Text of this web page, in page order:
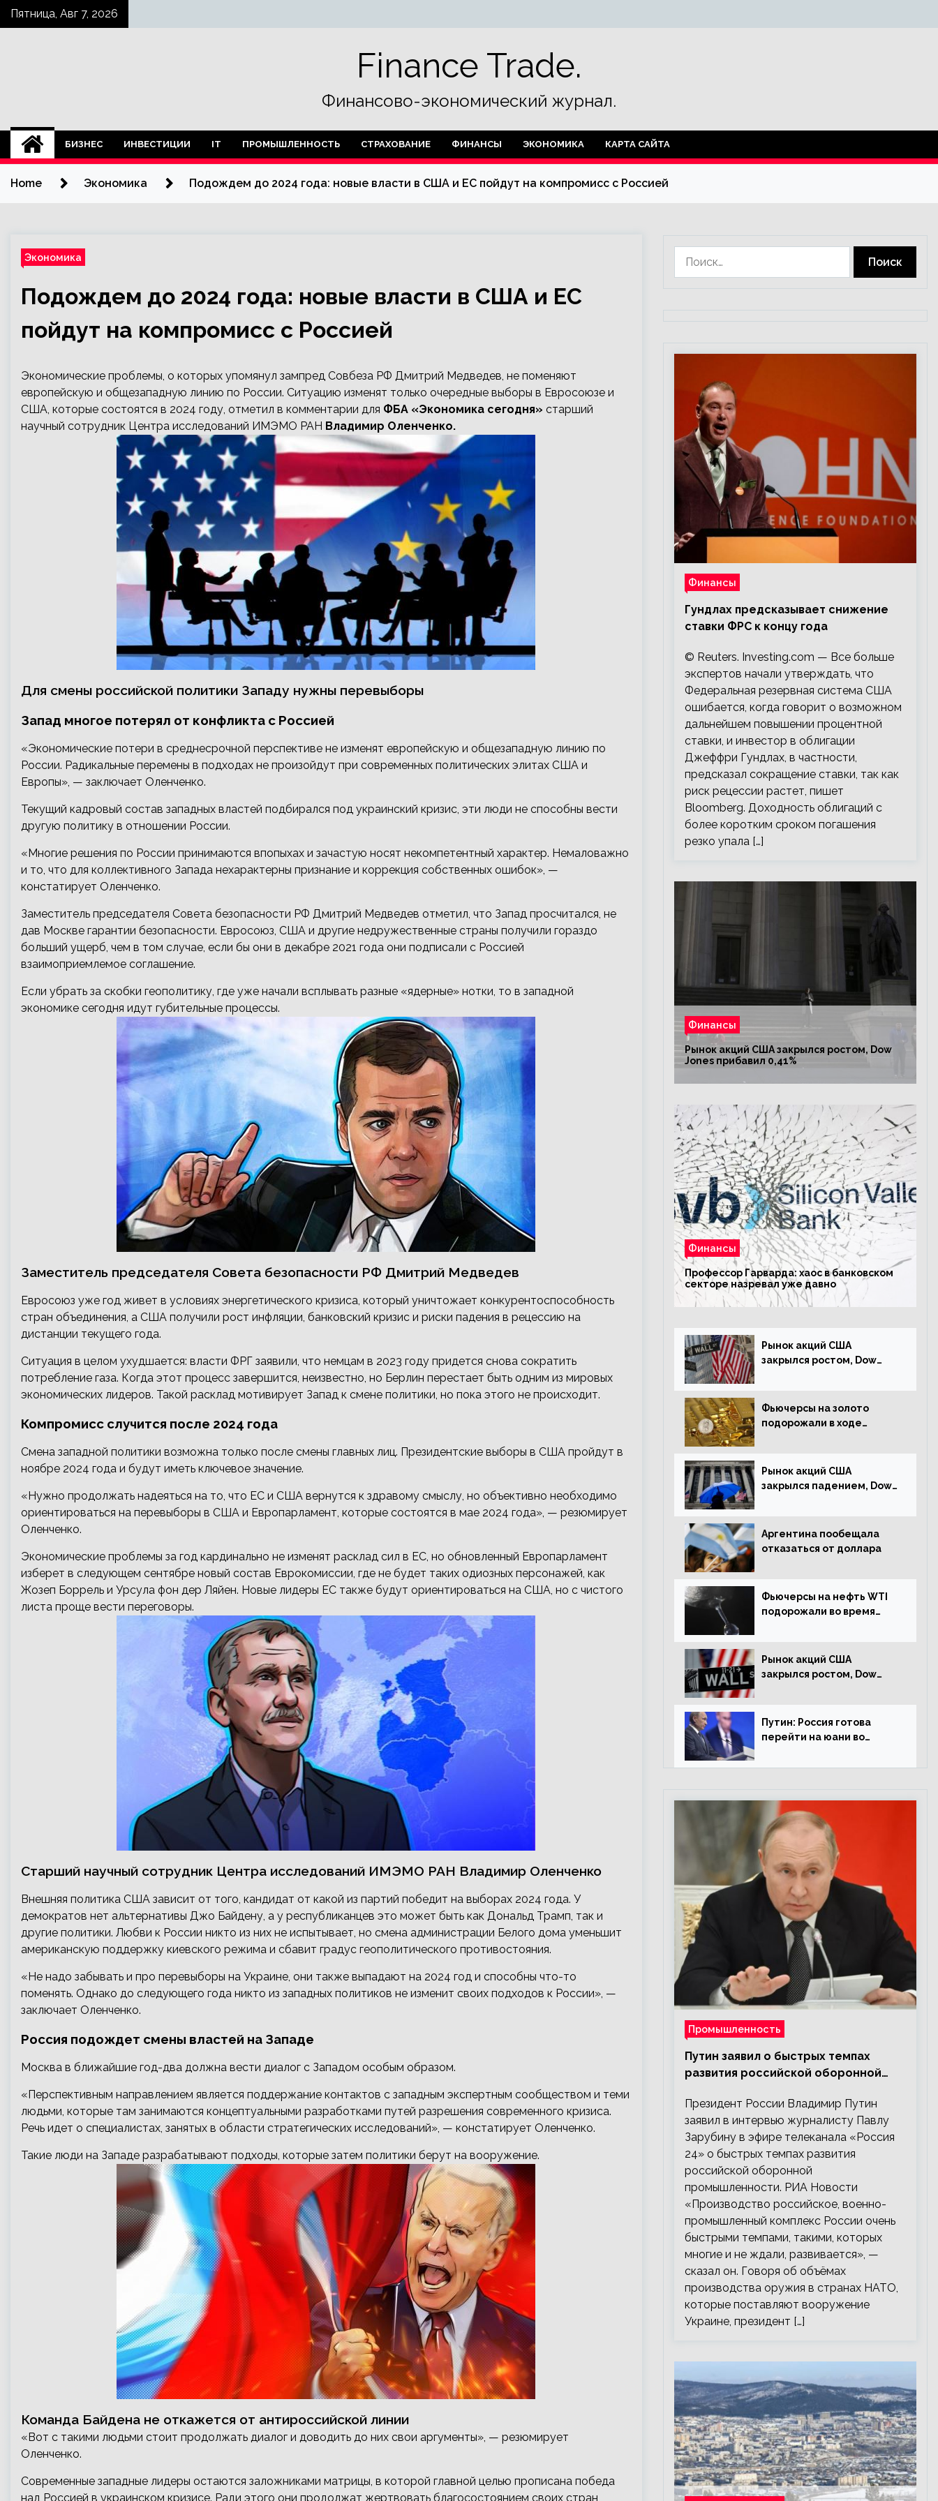
SkipПятница, Авг 7, 2026
Finance Trade.
Финансово-экономический журнал.
БИЗНЕС ИНВЕСТИЦИИ IT ПРОМЫШЛЕННОСТЬ СТРАХОВАНИЕ ФИНАНСЫ ЭКОНОМИКА КАРТА САЙТА
Home Экономика Подождем до 2024 года: новые власти в США и ЕС пойдут на компромисс с Россией
Экономика
Подождем до 2024 года: новые власти в США и ЕС
пойдут на компромисс с Россией
Экономические проблемы, о которых упомянул зампред Совбеза РФ Дмитрий Медведев, не поменяют
европейскую и общезападную линию по России. Ситуацию изменят только очередные выборы в Евросоюзе и
США, которые состоятся в 2024 году, отметил в комментарии для ФБА «Экономика сегодня» старший
научный сотрудник Центра исследований ИМЭМО РАН Владимир Оленченко.
Для смены российской политики Западу нужны перевыборы
Запад многое потерял от конфликта с Россией
«Экономические потери в среднесрочной перспективе не изменят европейскую и общезападную линию по
России. Радикальные перемены в подходах не произойдут при современных политических элитах США и
Европы», — заключает Оленченко.
Текущий кадровый состав западных властей подбирался под украинский кризис, эти люди не способны вести
другую политику в отношении России.
«Многие решения по России принимаются впопыхах и зачастую носят некомпетентный характер. Немаловажно
и то, что для коллективного Запада нехарактерны признание и коррекция собственных ошибок», —
констатирует Оленченко.
Заместитель председателя Совета безопасности РФ Дмитрий Медведев отметил, что Запад просчитался, не
дав Москве гарантии безопасности. Евросоюз, США и другие недружественные страны получили гораздо
больший ущерб, чем в том случае, если бы они в декабре 2021 года они подписали с Россией
взаимоприемлемое соглашение.
Если убрать за скобки геополитику, где уже начали всплывать разные «ядерные» нотки, то в западной
экономике сегодня идут губительные процессы.
Заместитель председателя Совета безопасности РФ Дмитрий Медведев
Евросоюз уже год живет в условиях энергетического кризиса, который уничтожает конкурентоспособность
стран объединения, а США получили рост инфляции, банковский кризис и риски падения в рецессию на
дистанции текущего года.
Ситуация в целом ухудшается: власти ФРГ заявили, что немцам в 2023 году придется снова сократить
потребление газа. Когда этот процесс завершится, неизвестно, но Берлин перестает быть одним из мировых
экономических лидеров. Такой расклад мотивирует Запад к смене политики, но пока этого не происходит.
Компромисс случится после 2024 года
Смена западной политики возможна только после смены главных лиц. Президентские выборы в США пройдут в
ноябре 2024 года и будут иметь ключевое значение.
«Нужно продолжать надеяться на то, что ЕС и США вернутся к здравому смыслу, но объективно необходимо
ориентироваться на перевыборы в США и Европарламент, которые состоятся в мае 2024 года», — резюмирует
Оленченко.
Экономические проблемы за год кардинально не изменят расклад сил в ЕС, но обновленный Европарламент
изберет в следующем сентябре новый состав Еврокомиссии, где не будет таких одиозных персонажей, как
Жозеп Боррель и Урсула фон дер Ляйен. Новые лидеры ЕС также будут ориентироваться на США, но с чистого
листа проще вести переговоры.
Старший научный сотрудник Центра исследований ИМЭМО РАН Владимир Оленченко
Внешняя политика США зависит от того, кандидат от какой из партий победит на выборах 2024 года. У
демократов нет альтернативы Джо Байдену, а у республиканцев это может быть как Дональд Трамп, так и
другие политики. Любви к России никто из них не испытывает, но смена администрации Белого дома уменьшит
американскую поддержку киевского режима и сбавит градус геополитического противостояния.
«Не надо забывать и про перевыборы на Украине, они также выпадают на 2024 год и способны что-то
поменять. Однако до следующего года никто из западных политиков не изменит своих подходов к России», —
заключает Оленченко.
Россия подождет смены властей на Западе
Москва в ближайшие год-два должна вести диалог с Западом особым образом.
«Перспективным направлением является поддержание контактов с западным экспертным сообществом и теми
людьми, которые там занимаются концептуальными разработками путей разрешения современного кризиса.
Речь идет о специалистах, занятых в области стратегических исследований», — констатирует Оленченко.
Такие люди на Западе разрабатывают подходы, которые затем политики берут на вооружение.
Команда Байдена не откажется от антироссийской линии
«Вот с такими людьми стоит продолжать диалог и доводить до них свои аргументы», — резюмирует
Оленченко.
Современные западные лидеры остаются заложниками матрицы, в которой главной целью прописана победа
над Россией в украинском кризисе. Ради этого они продолжат жертвовать благосостоянием своих стран,
Финансы
Гундлах предсказывает снижение
ставки ФРС к концу года
© Reuters. Investing.com — Все больше
экспертов начали утверждать, что
Федеральная резервная система США
ошибается, когда говорит о возможном
дальнейшем повышении процентной
ставки, и инвестор в облигации
Джеффри Гундлах, в частности,
предсказал сокращение ставки, так как
риск рецессии растет, пишет
Bloomberg. Доходность облигаций с
более коротким сроком погашения
резко упала […]
Финансы
Рынок акций США закрылся ростом, Dow
Jones прибавил 0,41%
Финансы
Профессор Гарварда: хаос в банковском
секторе назревал уже давно
Рынок акций США
закрылся ростом, Dow
Фьючерсы на золото
подорожали в ходе
Рынок акций США
закрылся падением, Dow
Аргентина пообещала
отказаться от доллара
Фьючерсы на нефть WTI
подорожали во время
Рынок акций США
закрылся ростом, Dow
Путин: Россия готова
перейти на юани во
Промышленность
Путин заявил о быстрых темпах
развития российской оборонной
Президент России Владимир Путин
заявил в интервью журналисту Павлу
Зарубину в эфире телеканала «Россия
24» о быстрых темпах развития
российской оборонной
промышленности. РИА Новости
«Производство российское, военно-
промышленный комплекс России очень
быстрыми темпами, такими, которых
многие и не ждали, развивается», —
сказал он. Говоря об объёмах
производства оружия в странах НАТО,
которые поставляют вооружение
Украине, президент […]